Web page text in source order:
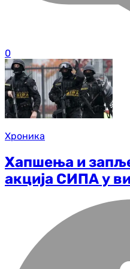
0
Хроника
Хапшења и
акција СИПА у